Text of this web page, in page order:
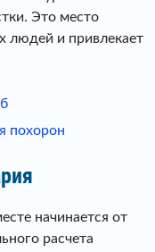
Это место
людей и привлекает
похорон
начинается от
расчета